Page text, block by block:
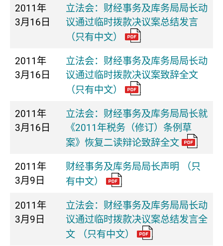
2011年
3月16日
立法会：财经事务及库务局局长动
议通过临时拨款决议案总结发言
（只有中文）
2011年
3月16日
立法会：财经事务及库务局局长动
议通过临时拨款决议案致辞全文
（只有中文）
2011年
3月16日
立法会：财经事务及库务局局长就
《2011年税务（修订）条例草
案》恢复二读辩论致辞全文
2011年
3月9日
财经事务及库务局局长声明 （只
有中文）
2011年
3月9日
立法会：财经事务及库务局局长动
议通过临时拨款决议案总结发言全
文 （只有中文）